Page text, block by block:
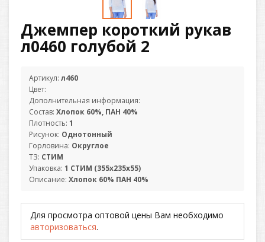
Джемпер короткий рукав
л0460 голубой 2
Артикул: л460
Цвет:
Дополнительная информация:
Состав: Хлопок 60%, ПАН 40%
Плотность: 1
Рисунок: Однотонный
Горловина: Округлое
ТЗ: СТИМ
Упаковка: 1 СТИМ (355х235х55)
Описание: Хлопок 60% ПАН 40%
Для просмотра оптовой цены Вам необходимо
авторизоваться.